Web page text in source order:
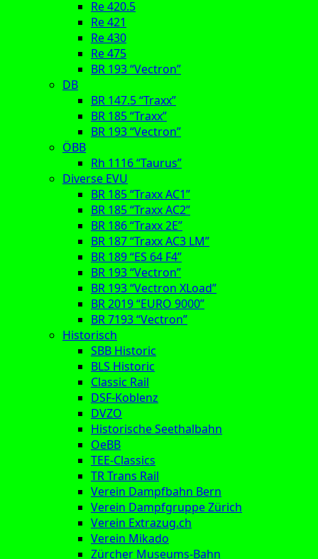
Re 420.5
Re 421
Re 430
Re 475
BR 193 “Vectron”
DB
BR 147.5 “Traxx”
BR 185 “Traxx”
BR 193 “Vectron”
ÖBB
Rh 1116 “Taurus”
Diverse EVU
BR 185 “Traxx AC1”
BR 185 “Traxx AC2”
BR 186 “Traxx 2E”
BR 187 “Traxx AC3 LM”
BR 189 “ES 64 F4”
BR 193 “Vectron”
BR 193 “Vectron XLoad”
BR 2019 “EURO 9000”
BR 7193 “Vectron”
Historisch
SBB Historic
BLS Historic
Classic Rail
DSF-Koblenz
DVZO
Historische Seethalbahn
OeBB
TEE-Classics
TR Trans Rail
Verein Dampfbahn Bern
Verein Dampfgruppe Zürich
Verein Extrazug.ch
Verein Mikado
Zürcher Museums-Bahn